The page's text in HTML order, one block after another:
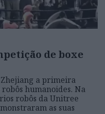
de boxe
a primeira
humanoides. Na
robôs da Unitree
as suas